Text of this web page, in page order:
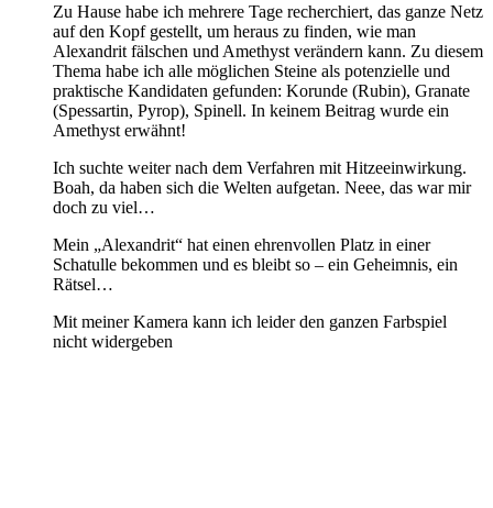
Zu Hause habe ich mehrere Tage recherchiert, das ganze Netz
auf den Kopf gestellt, um heraus zu finden, wie man
Alexandrit fälschen und Amethyst verändern kann. Zu diesem
Thema habe ich alle möglichen Steine als potenzielle und
praktische Kandidaten gefunden: Korunde (Rubin), Granate
(Spessartin, Pyrop), Spinell. In keinem Beitrag wurde ein
Amethyst erwähnt!
Ich suchte weiter nach dem Verfahren mit Hitzeeinwirkung.
Boah, da haben sich die Welten aufgetan. Neee, das war mir
doch zu viel…
Mein „Alexandrit“ hat einen ehrenvollen Platz in einer
Schatulle bekommen und es bleibt so – ein Geheimnis, ein
Rätsel…
Mit meiner Kamera kann ich leider den ganzen Farbspiel
nicht widergeben